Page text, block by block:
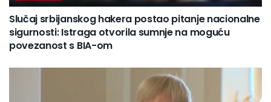
Slučaj srbijanskog hakera postao pitanje nacionalne
sigurnosti: Istraga otvorila sumnje na moguću
povezanost s BIA-om